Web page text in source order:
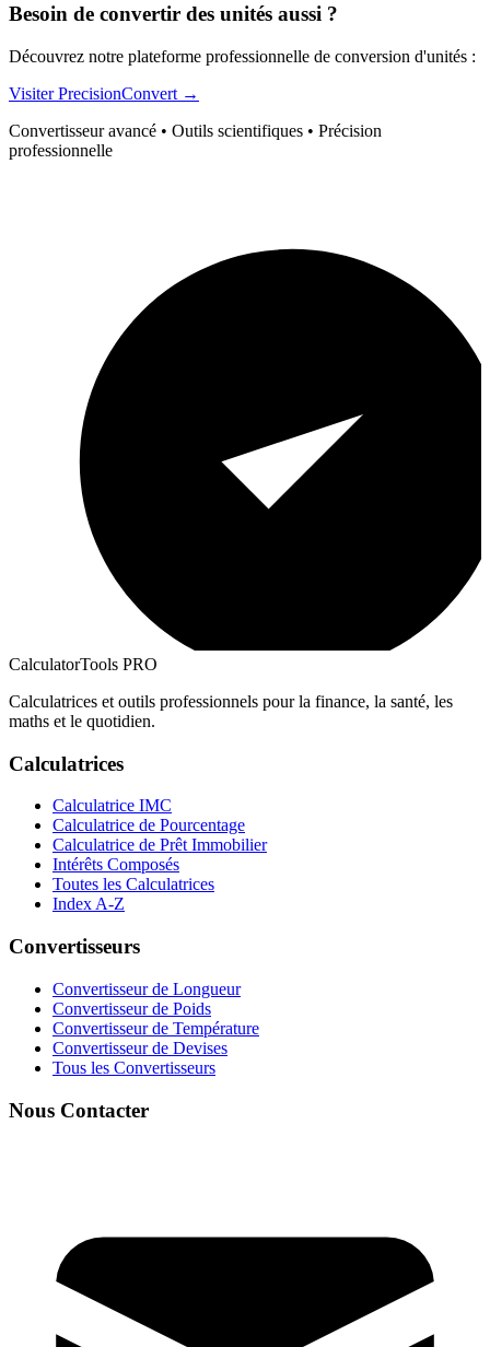
Besoin de convertir des unités aussi ?
Découvrez notre plateforme professionnelle de conversion d'unités :
Visiter PrecisionConvert →
Convertisseur avancé • Outils scientifiques • Précision
professionnelle
CalculatorTools PRO
Calculatrices et outils professionnels pour la finance, la santé, les
maths et le quotidien.
Calculatrices
Calculatrice IMC
Calculatrice de Pourcentage
Calculatrice de Prêt Immobilier
Intérêts Composés
Toutes les Calculatrices
Index A-Z
Convertisseurs
Convertisseur de Longueur
Convertisseur de Poids
Convertisseur de Température
Convertisseur de Devises
Tous les Convertisseurs
Nous Contacter